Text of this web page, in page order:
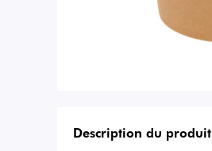
Description du produit